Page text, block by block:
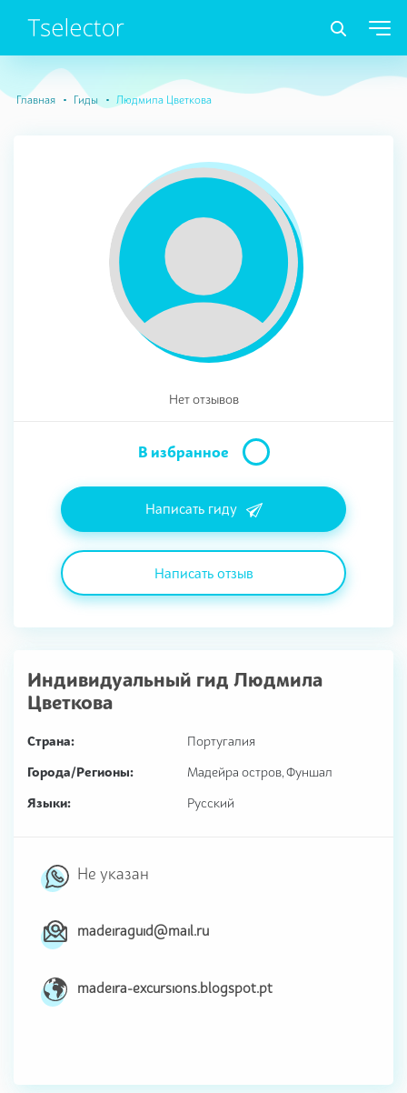
Главная Гиды Людмила Цветкова
Нет отзывов
В избранное
Написать гиду
Написать отзыв
Индивидуальный гид Людмила
Цветкова
Страна:
Португалия
Города/Регионы:
Мадейра остров, Фуншал
Языки:
Русский
Не указан
madeiraguid@mail.ru
madeira-excursions.blogspot.pt